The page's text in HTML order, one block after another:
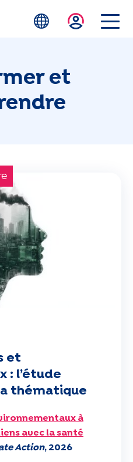
Skip to main content
et
et
: l’étude
thématique
à
avec la santé
Action, 2026